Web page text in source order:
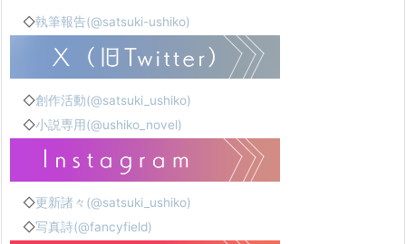
◇執筆報告(@satsuki-ushiko)
◇創作活動(@satsuki_ushiko)
◇小説専用(@ushiko_novel)
◇更新諸々(@satsuki_ushiko)
◇写真詩(@fancyfield)